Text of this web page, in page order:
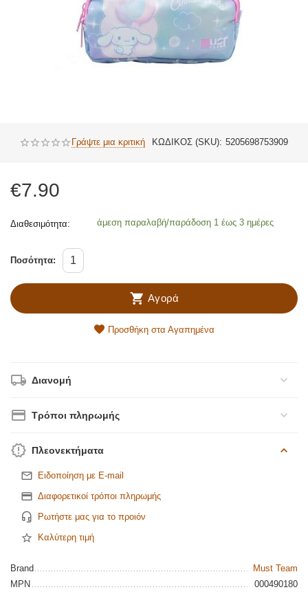
Γράψτε μια κριτική ΚΩΔΙΚΟΣ (SKU): 5205698753909
€7.90
Διαθεσιμότητα: άμεση παραλαβή/παράδοση 1 έως 3 ημέρες
Ποσότητα:
Αγορά
Προσθήκη στα Αγαπημένα
Διανομή
Τρόποι πληρωμής
Πλεονεκτήματα
Ειδοποίηση με E-mail
Διαφορετικοί τρόποι πληρωμής
Ρωτήστε μας για το προιόν
Καλύτερη τιμή
Brand
Must Team
MPN
000490180